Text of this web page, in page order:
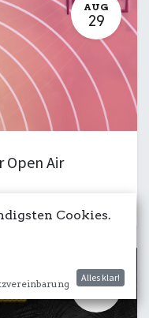
AUG
29
Open Air
AUG
Cookies.
Alles klar!